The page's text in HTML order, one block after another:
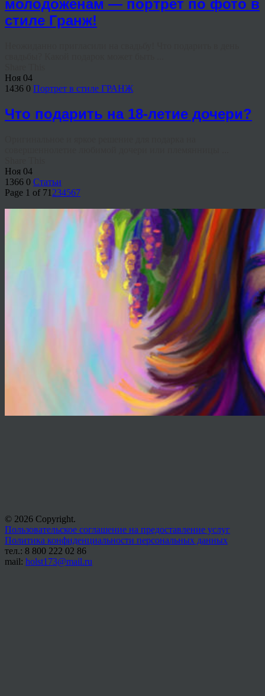
молодоженам — портрет по фото в
стиле Гранж!
Ноя 04
1436 0 Портрет в стиле ГРАНЖ
Что подарить на 18-летие дочери?
Ноя 04
1366 0 Статьи
Page 1 of 71 234567
© 2026 Copyright.
Пользовательское соглашение на предоставление услуг
Политика конфиденциальности персональных данных
тел.: 8 800 222 02 86
mail: holst173@mail.ru